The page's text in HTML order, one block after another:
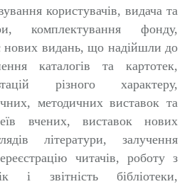
користувачів, видача та
комплектування фонду,
нових видань, що надійшли до
каталогів та картотек,
різного характеру,
методичних виставок та
вчених, виставок нових
літератури, залучення
читачів, роботу з
і звітність бібліотеки,